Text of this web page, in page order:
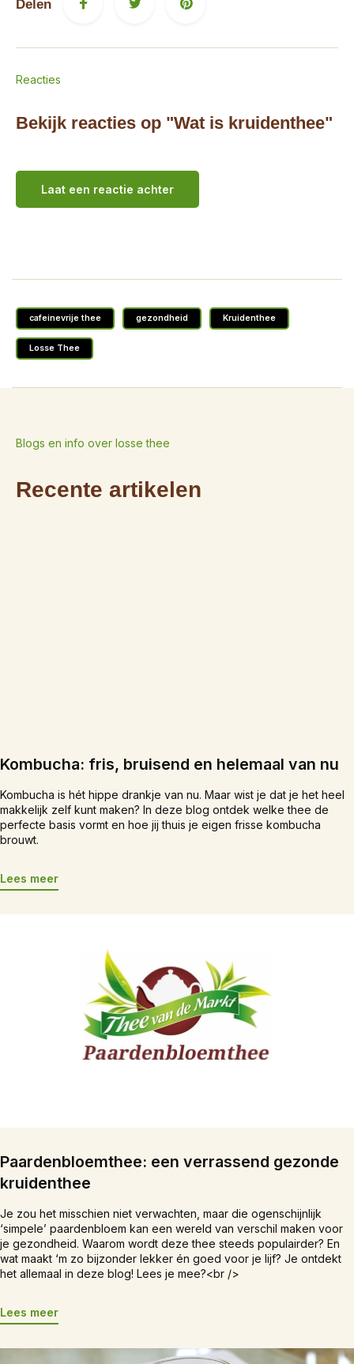
Delen
Reacties
Bekijk reacties op "Wat is kruidenthee"
Laat een reactie achter
cafeinevrije thee gezondheid Kruidenthee
Losse Thee
Blogs en info over losse thee
Recente artikelen
Kombucha: fris, bruisend en helemaal van nu
Kombucha is hét hippe drankje van nu. Maar wist je dat je het heel
makkelijk zelf kunt maken? In deze blog ontdek welke thee de
perfecte basis vormt en hoe jij thuis je eigen frisse kombucha
brouwt.
Lees meer
Paardenbloemthee: een verrassend gezonde
kruidenthee
Je zou het misschien niet verwachten, maar die ogenschijnlijk
‘simpele’ paardenbloem kan een wereld van verschil maken voor
je gezondheid. Waarom wordt deze thee steeds populairder? En
wat maakt ‘m zo bijzonder lekker én goed voor je lijf? Je ontdekt
het allemaal in deze blog! Lees je mee?<br />
Lees meer